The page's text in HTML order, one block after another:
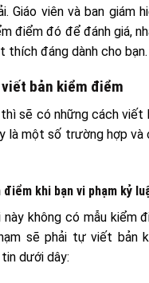
Giáo viên và ban giám
điểm đó để đánh giá,
thích đáng dành cho bạn.
bản kiểm điểm
sẽ có những cách viết
là một số trường hợp và
khi bạn vi phạm kỷ
không có mẫu kiểm
sẽ phải tự viết bản
dưới dây: